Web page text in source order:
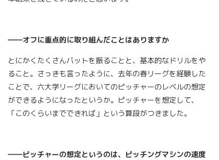
――オフに重点的に取り組んだことはありますか
とにかくたくさんバットを振ることと、基本的なドリルをや
ること。さっきも言ったように、去年の春リーグを経験した
ことで、六大学リーグにおいてのピッチャーのレベルの想定
ができるようになったというか。ピッチャーを想定して、
「このくらいまでできれば」という算段がつきました。
――ピッチャーの想定というのは、ピッチングマシンの速度